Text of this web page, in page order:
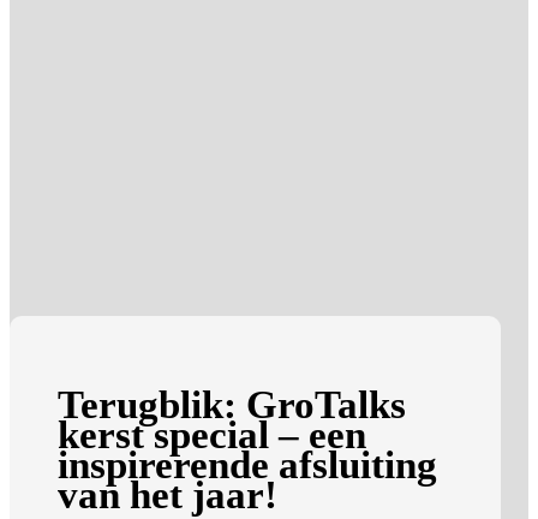
Terugblik: GroTalks
kerst special – een
inspirerende afsluiting
van het jaar!